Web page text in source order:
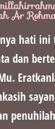
Ar
hati
dan